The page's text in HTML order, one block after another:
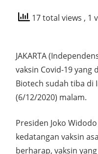
17 total views , 1
JAKARTA
vaksin Covid-19 yang
Biotech sudah tiba di
(6/12/2020) malam.
Presiden Joko
kedatangan vaksin
berharap, vaksin